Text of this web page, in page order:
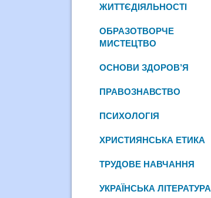
ЖИТТЄДІЯЛЬНОСТІ
ОБРАЗОТВОРЧЕ
МИСТЕЦТВО
ОСНОВИ ЗДОРОВ’Я
ПРАВОЗНАВСТВО
ПСИХОЛОГІЯ
ХРИСТИЯНСЬКА ЕТИКА
ТРУДОВЕ НАВЧАННЯ
УКРАЇНСЬКА ЛІТЕРАТУРА